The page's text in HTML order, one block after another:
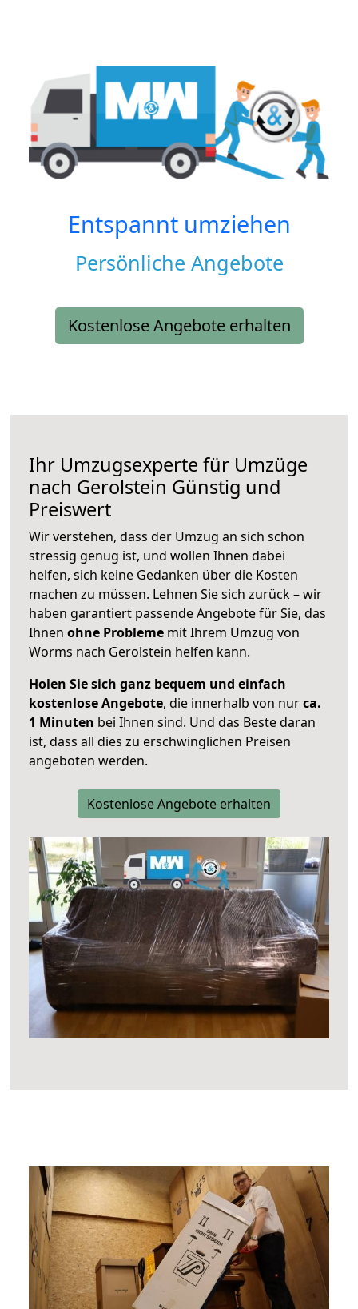
Entspannt umziehen
Persönliche Angebote
Kostenlose Angebote erhalten
Ihr Umzugsexperte für Umzüge
nach Gerolstein Günstig und
Preiswert
Wir verstehen, dass der Umzug an sich schon
stressig genug ist, und wollen Ihnen dabei
helfen, sich keine Gedanken über die Kosten
machen zu müssen. Lehnen Sie sich zurück – wir
haben garantiert passende Angebote für Sie, das
Ihnen ohne Probleme mit Ihrem Umzug von
Worms nach Gerolstein helfen kann.
Holen Sie sich ganz bequem und einfach
kostenlose Angebote, die innerhalb von nurca.
1 Minuten bei Ihnen sind. Und das Beste daran
ist, dass all dies zu erschwinglichen Preisen
angeboten werden.
Kostenlose Angebote erhalten